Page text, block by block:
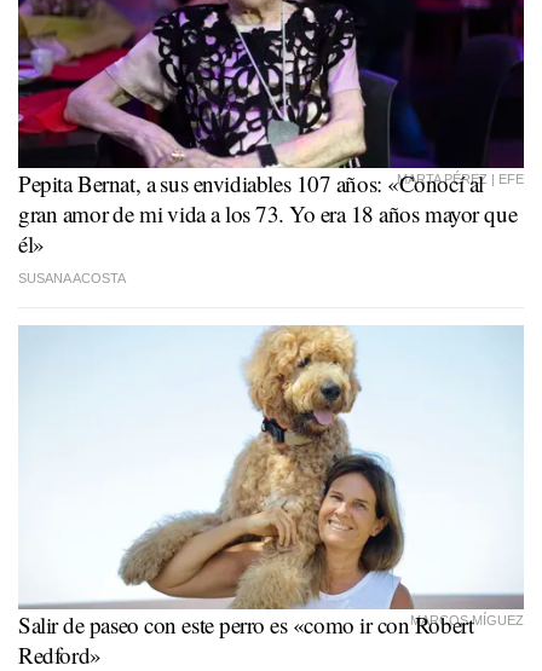
MARTA PÉREZ | EFE
Pepita Bernat, a sus envidiables 107 años: «Conocí al
gran amor de mi vida a los 73. Yo era 18 años mayor que
él»
SUSANA ACOSTA
MARCOS MÍGUEZ
Salir de paseo con este perro es «como ir con Robert
Redford»